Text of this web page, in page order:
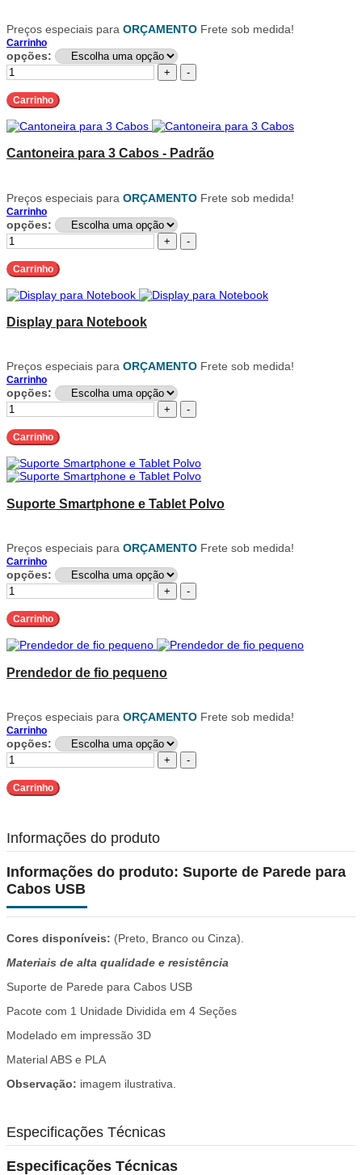
Preços especiais para ORÇAMENTO Frete sob medida!
Carrinho
opções:
+ -
Carrinho
Cantoneira para 3 Cabos - Padrão
Preços especiais para ORÇAMENTO Frete sob medida!
Carrinho
opções:
+ -
Carrinho
Display para Notebook
Preços especiais para ORÇAMENTO Frete sob medida!
Carrinho
opções:
+ -
Carrinho
Suporte Smartphone e Tablet Polvo
Preços especiais para ORÇAMENTO Frete sob medida!
Carrinho
opções:
+ -
Carrinho
Prendedor de fio pequeno
Preços especiais para ORÇAMENTO Frete sob medida!
Carrinho
opções:
+ -
Carrinho
Informações do produto
Informações do produto: Suporte de Parede para
Cabos USB
Cores disponíveis: (Preto, Branco ou Cinza).
Materiais de alta qualidade e resistência
Suporte de Parede para Cabos USB
Pacote com 1 Unidade Dividida em 4 Seções
Modelado em impressão 3D
Material ABS e PLA
Observação: imagem ilustrativa.
Especificações Técnicas
Especificações Técnicas